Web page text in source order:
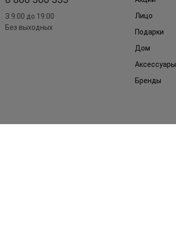
З 9:00 до 19:00
Без выходных
Лицо
Подарки
Дом
Аксессуары
Бренды